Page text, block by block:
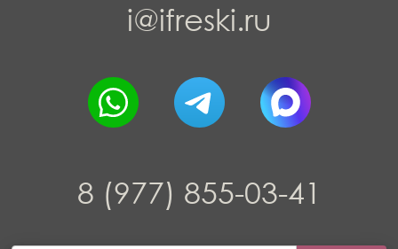
i@ifreski.ru
8 (977) 855-03-41